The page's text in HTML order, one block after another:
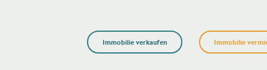
Immobilie verkaufen Immobilie